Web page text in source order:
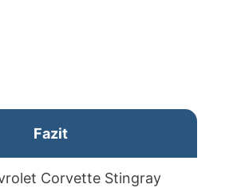
Fazit
Corvette Stingray